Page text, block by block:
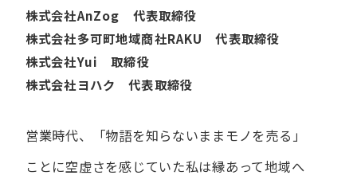
株式会社AnZog 代表取締役
株式会社多可町地域商社RAKU 代表取締役
株式会社Yui 取締役
株式会社ヨハク 代表取締役
営業時代、​「物語を​知らないまま​モノを​売る」
ことに​空虚さを​感じていた​私は縁あって​地域へ​